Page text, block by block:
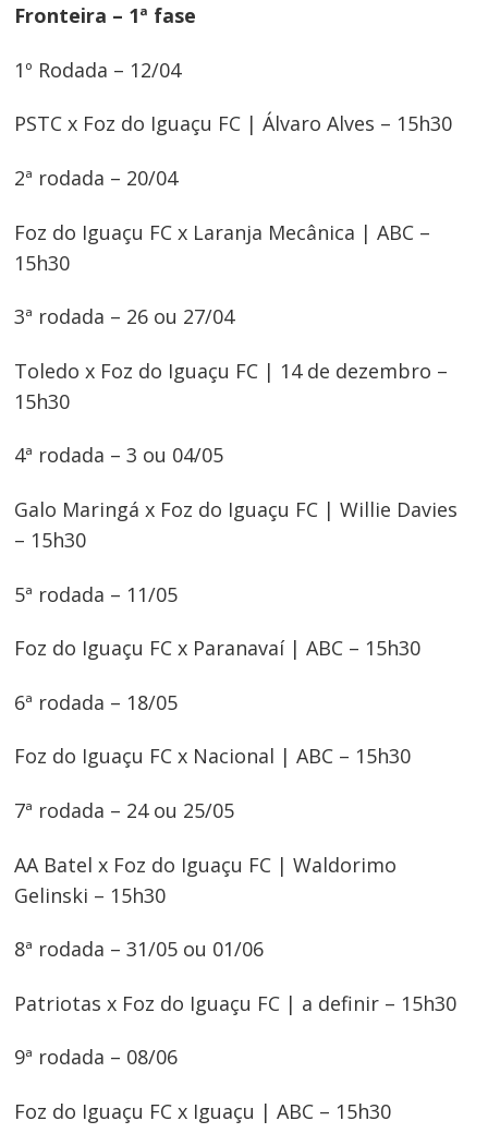
Fronteira – 1ª fase
1º Rodada – 12/04
PSTC x Foz do Iguaçu FC | Álvaro Alves – 15h30
2ª rodada – 20/04
Foz do Iguaçu FC x Laranja Mecânica | ABC –
15h30
3ª rodada – 26 ou 27/04
Toledo x Foz do Iguaçu FC | 14 de dezembro –
15h30
4ª rodada – 3 ou 04/05
Galo Maringá x Foz do Iguaçu FC | Willie Davies
– 15h30
5ª rodada – 11/05
Foz do Iguaçu FC x Paranavaí | ABC – 15h30
6ª rodada – 18/05
Foz do Iguaçu FC x Nacional | ABC – 15h30
7ª rodada – 24 ou 25/05
AA Batel x Foz do Iguaçu FC | Waldorimo
Gelinski – 15h30
8ª rodada – 31/05 ou 01/06
Patriotas x Foz do Iguaçu FC | a definir – 15h30
9ª rodada – 08/06
Foz do Iguaçu FC x Iguaçu | ABC – 15h30
Navegação
de
Post